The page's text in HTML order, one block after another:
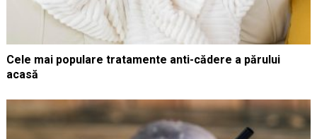
Cele mai populare tratamente anti-cădere a părului
acasă